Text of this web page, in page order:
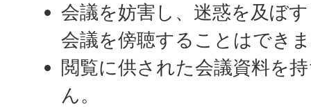
会議を妨害し、迷惑を及ぼ
会議を傍聴することはでき
閲覧に供された会議資料を
ん。